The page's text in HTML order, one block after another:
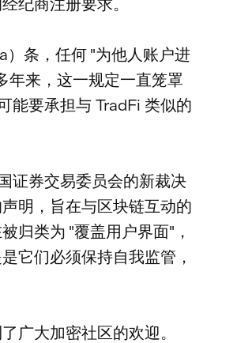
）条，任何 "为他人账户进
年来，这一规定一直笼罩
能要承担与 TradFi 类似的
证券交易委员会的新裁决
明，旨在与区块链互动的
归类为 "覆盖用户界面"，
它们必须保持自我监管，
广大加密社区的欢迎。